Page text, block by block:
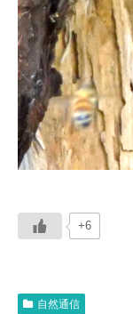
+6
自然通信